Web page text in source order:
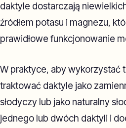
daktyle dostarczają
źródłem potasu i magnezu,
prawidłowe funkcjonowanie
W praktyce, aby wykorzystać
traktować daktyle jako
słodyczy lub jako naturalny
jednego lub dwóch daktyli i